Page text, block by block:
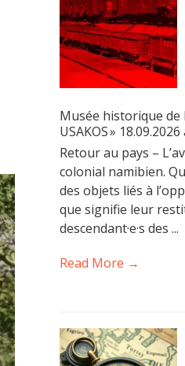
Musée historique de
USAKOS »
Retour au pays –
colonial namibien.
des objets liés à
que signifie leur
descendant·e·s des ...
Read More →